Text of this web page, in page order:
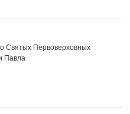
Святых Первоверховных
Павла